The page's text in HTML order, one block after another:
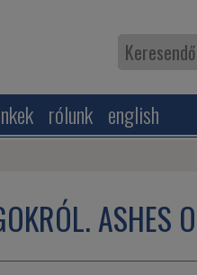
rólunk english
ASHES